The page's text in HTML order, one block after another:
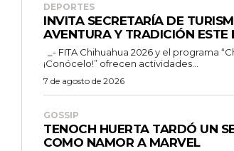
DEPORTES
INVITA SECRETARÍA DE
AVENTURA Y TRADICIÓN ESTE
¡Conócelo!” ofrecen actividades...
7 de agosto de 2026
GOSSIP
TENOCH HUERTA TARDÓ UN
COMO NAMOR A MARVEL